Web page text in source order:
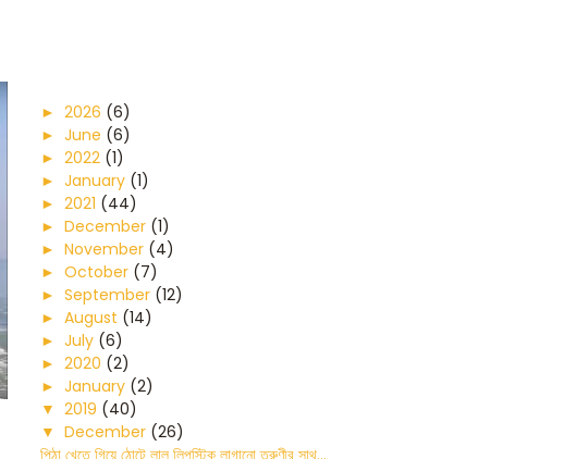
► 2026 (6)
► June (6)
► 2022 (1)
► January (1)
► 2021 (44)
► December (1)
► November (4)
► October (7)
► September (12)
► August (14)
► July (6)
► 2020 (2)
► January (2)
▼ 2019 (40)
▼ December (26)
পিঠা খেতে গিয়ে ঠোটে লাল লিপস্টিক লাগানো তরুণীর সাথ...